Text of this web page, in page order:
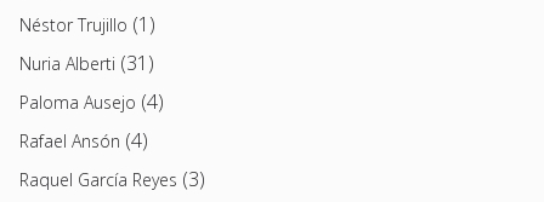
Néstor Trujillo (1)
Nuria Alberti (31)
Paloma Ausejo (4)
Rafael Ansón (4)
Raquel García Reyes (3)